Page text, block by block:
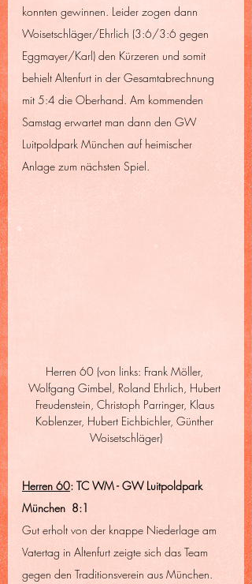
konnten gewinnen. Leider zogen dann
Woisetschläger/Ehrlich (3:6/3:6 gegen
Eggmayer/Karl) den Kürzeren und somit
behielt Altenfurt in der Gesamtabrechnung
mit 5:4 die Oberhand. Am kommenden
Samstag erwartet man dann den GW
Luitpoldpark München auf heimischer
Anlage zum nächsten Spiel.
Herren 60 (von links: Frank Möller,
Wolfgang Gimbel, Roland Ehrlich, Hubert
Freudenstein, Christoph Parringer, Klaus
Koblenzer, Hubert Eichbichler, Günther
Woisetschläger)
Herren 60: TC WM - GW Luitpoldpark
München  8:1
Gut erholt von der knappe Niederlage am
Vatertag in Altenfurt zeigte sich das Team
gegen den Traditionsverein aus München.